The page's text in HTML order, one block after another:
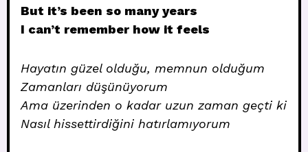
But it’s been so many years
I can’t remember how it feels
Hayatın güzel olduğu, memnun olduğum
Zamanları düşünüyorum
Ama üzerinden o kadar uzun zaman geçti ki
Nasıl hissettirdiğini hatırlamıyorum